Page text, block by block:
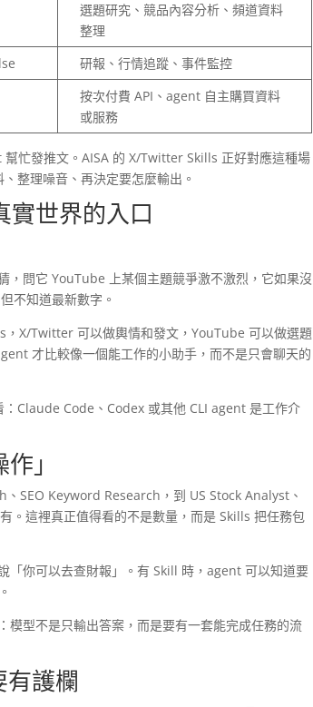
選題研究、競品內容分析、頻道資料
整理
研報、行情追蹤、事件監控
按次付費 API、agent 自主購買資料
或服務
忙發推文。AISA 的 X/Twitter Skills 正好對應這種場
整理噪音、再決定要怎麼輸出。
實世界的入口
，問它 YouTube 上某個主題競爭激不激烈，它如果沒
不知道最新數字。
X/Twitter 可以做輿情和發文，YouTube 可以做選題
才比較像一個能工作的小助手，而不是只會聊天的
：Claude Code、Codex 或其他 CLI agent 是工作介
」
SEO Keyword Research，到 US Stock Analyst、
這裡真正值得看的不是數量，而是 Skills 把任務包
「你可以去查財報」。有 Skill 時，agent 可以知道要
模型不是只輸出答案，而是要有一套能完成任務的流
護欄